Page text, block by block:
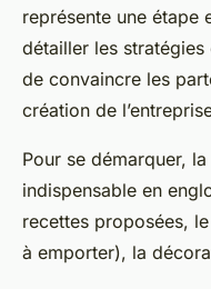
représente une étape
détailler les
de convaincre les
création de
Pour se démarquer,
indispensable en
recettes proposées,
à emporter), la